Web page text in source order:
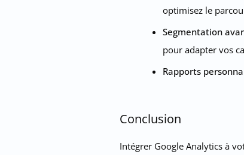
optimisez le
Segmentation
pour adapter vos
Rapports
Conclusion
Intégrer Google Analytics à